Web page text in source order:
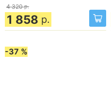
4 320 р.
1 858 р.
-37 %